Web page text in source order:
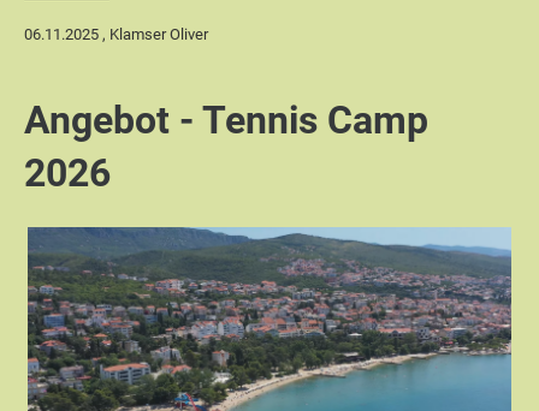
06.11.2025 , Klamser Oliver
Angebot - Tennis Camp
2026